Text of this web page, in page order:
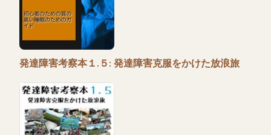
発達障害考察本１.５: 発達障害克服をかけた放浪旅